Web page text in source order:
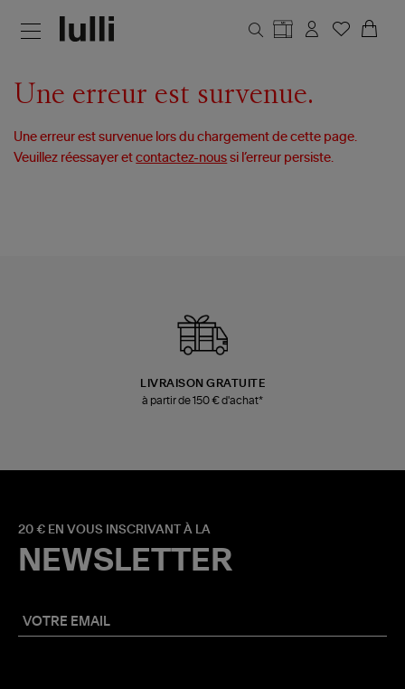
Une erreur est survenue.
Une erreur est survenue lors du chargement de cette page.
Veuillez réessayer etcontactez-nous si l’erreur persiste.
LIVRAISON GRATUITE
à partir de 150 € d'achat*
20 € EN VOUS INSCRIVANT À LA
NEWSLETTER